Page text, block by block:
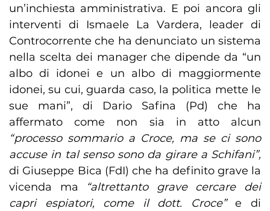
un’inchiesta amministrativa. E poi ancora gli
interventi di Ismaele La Vardera, leader di
Controcorrente che ha denunciato un sistema
nella scelta dei manager che dipende da “un
albo di idonei e un albo di maggiormente
idonei, su cui, guarda caso, la politica mette le
sue mani”, di Dario Safina (Pd) che ha
affermato come non sia in atto alcun
“processo sommario a Croce, ma se ci sono
accuse in tal senso sono da girare a Schifani”,
di Giuseppe Bica (FdI) che ha definito grave la
vicenda ma
“altrettanto grave cercare dei
capri espiatori, come il dott. Croce”e di